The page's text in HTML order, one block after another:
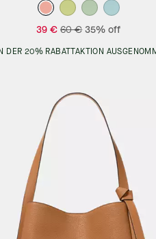
39 € 60 € 35% off
DER 20% RABATTAKTION